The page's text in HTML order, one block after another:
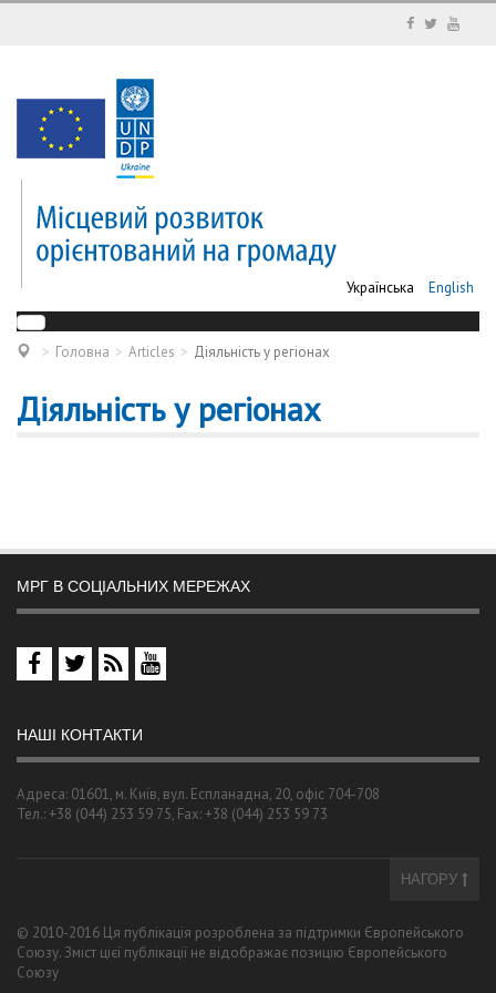
Українська English
Головна Articles Діяльність у регіонах
Діяльність у регіонах
МРГ В СОЦІАЛЬНИХ МЕРЕЖАХ
НАШІ КОНТАКТИ
Адреса: 01601, м. Київ, вул. Еспланадна, 20, офіс 704-708
Тел.: +38 (044) 253 59 75, Fax: +38 (044) 253 59 73
НАГОРУ
© 2010-2016 Ця публікація розроблена за підтримки Європейського
Союзу. Зміст цієї публікації не відображає позицію Європейського
Союзу